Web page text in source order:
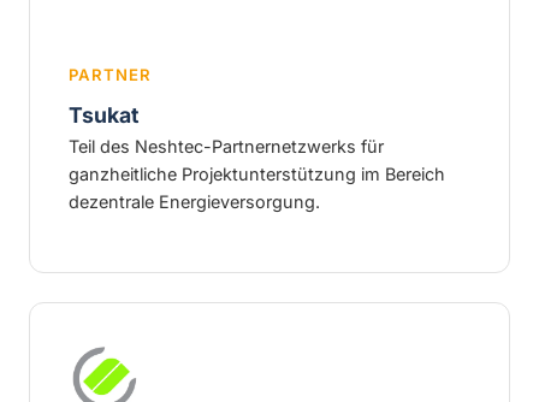
PARTNER
Tsukat
Teil des Neshtec-Partnernetzwerks für
ganzheitliche Projektunterstützung im Bereich
dezentrale Energieversorgung.